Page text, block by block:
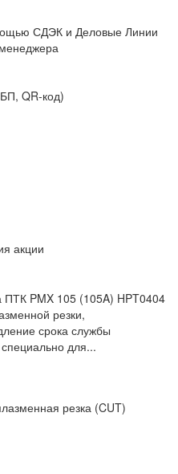
СДЭК и Деловые Линии
QR-код)
акции
ПТК PMX 105 (105A) HPT0404
резки,
срока службы
для...
резка (CUT)